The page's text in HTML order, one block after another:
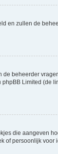
en zullen de
beheerder
Limited (de
die aangeven
of persoonlijk voor